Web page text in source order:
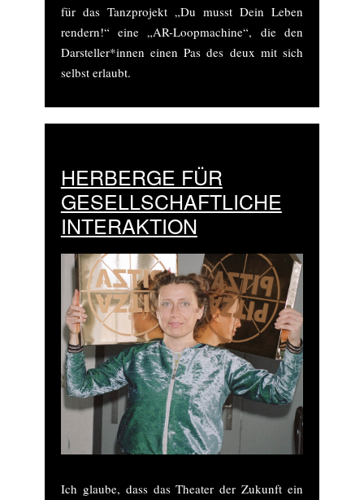
für das Tanzprojekt „Du musst Dein Leben
rendern!“ eine „AR-Loopmachine“, die den
Darsteller*innen einen Pas des deux mit sich
selbst erlaubt.
HERBERGE FÜR
GESELLSCHAFTLICHE
INTERAKTION
Ich glaube, dass das Theater der Zukunft ein